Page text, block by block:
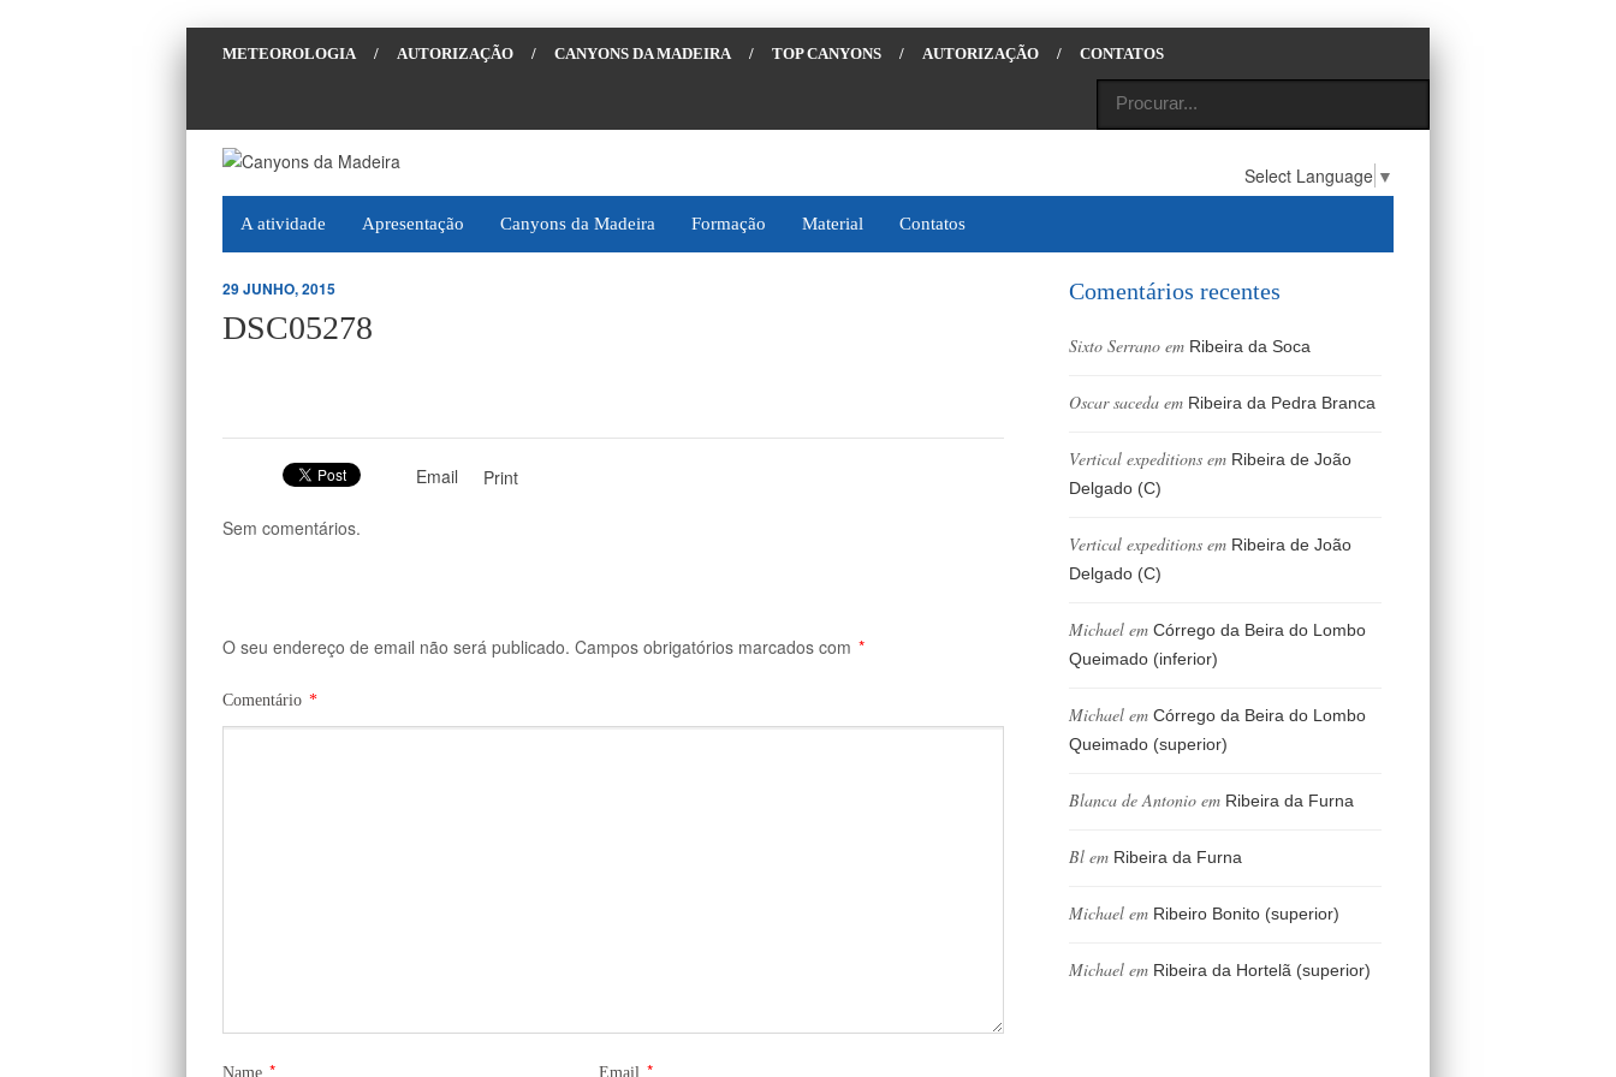
METEOROLOGIA / AUTORIZAÇÃO / CANYONS DA MADEIRA / TOP CANYONS / AUTORIZAÇÃO / CONTATOS
Select Language ▼
A atividade Apresentação Canyons da Madeira Formação Material Contatos
29 JUNHO, 2015
DSC05278
Email Print
Sem comentários.
O seu endereço de email não será publicado. Campos obrigatórios marcados com *
Comentário *
Name * Email *
Comentários recentes
Sixto Serrano em Ribeira da Soca
Oscar saceda em Ribeira da Pedra Branca
Vertical expeditions em Ribeira de João
Delgado (C)
Vertical expeditions em Ribeira de João
Delgado (C)
Michael em Córrego da Beira do Lombo
Queimado (inferior)
Michael em Córrego da Beira do Lombo
Queimado (superior)
Blanca de Antonio em Ribeira da Furna
Bl em Ribeira da Furna
Michael em Ribeiro Bonito (superior)
Michael em Ribeira da Hortelã (superior)